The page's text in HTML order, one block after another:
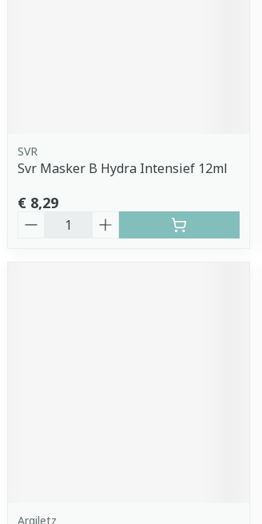
SVR
Svr Masker B Hydra Intensief 12ml
€ 8,29
Argiletz